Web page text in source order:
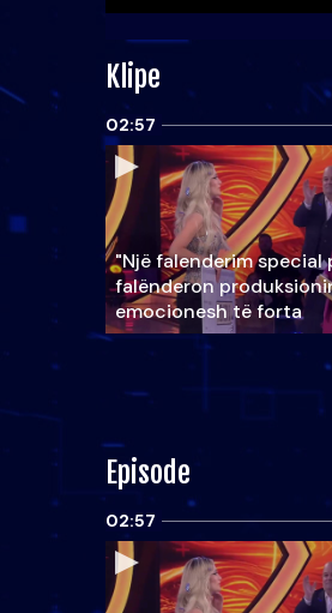
Klipe
02:57
"Një falenderim special
falënderon
emocionesh të forta
Episode
02:57